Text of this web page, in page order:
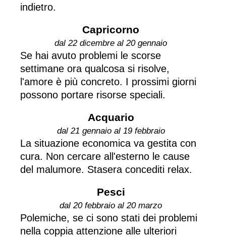
indietro.
Capricorno
dal 22 dicembre al 20 gennaio
Se hai avuto problemi le scorse
settimane ora qualcosa si risolve,
l'amore è più concreto. I prossimi giorni
possono portare risorse speciali.
Acquario
dal 21 gennaio al 19 febbraio
La situazione economica va gestita con
cura. Non cercare all'esterno le cause
del malumore. Stasera concediti relax.
Pesci
dal 20 febbraio al 20 marzo
Polemiche, se ci sono stati dei problemi
nella coppia attenzione alle ulteriori